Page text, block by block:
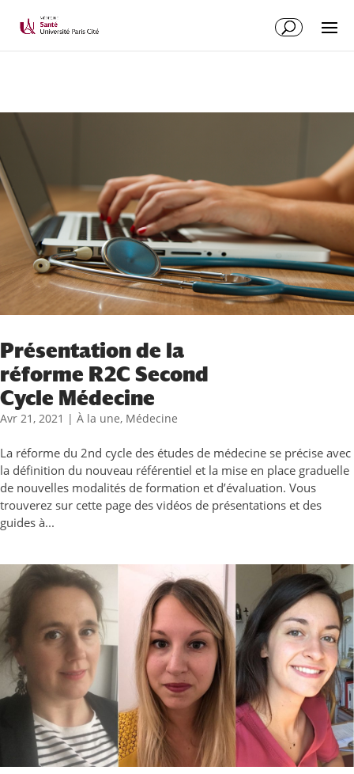
Présentation de la
réforme R2C Second
Cycle Médecine
Avr 21, 2021 | À la une, Médecine
La réforme du 2nd cycle des études de médecine se précise avec
la définition du nouveau référentiel et la mise en place graduelle
de nouvelles modalités de formation et d’évaluation. Vous
trouverez sur cette page des vidéos de présentations et des
guides à...